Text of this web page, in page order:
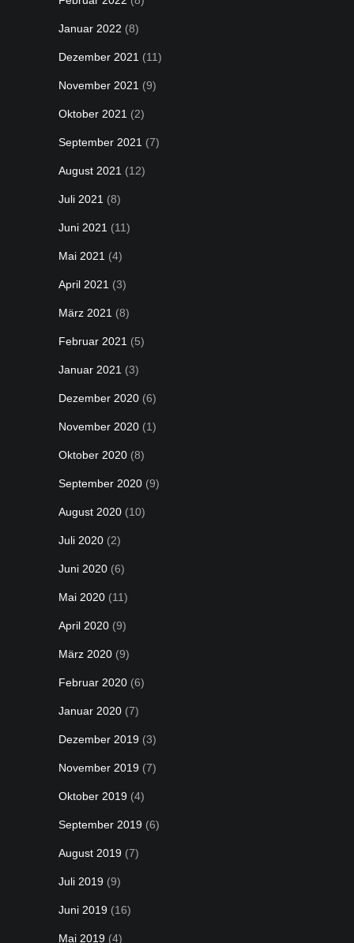
Januar 2022 (8)
Dezember 2021 (11)
November 2021 (9)
Oktober 2021 (2)
September 2021 (7)
August 2021 (12)
Juli 2021 (8)
Juni 2021 (11)
Mai 2021 (4)
April 2021 (3)
März 2021 (8)
Februar 2021 (5)
Januar 2021 (3)
Dezember 2020 (6)
November 2020 (1)
Oktober 2020 (8)
September 2020 (9)
August 2020 (10)
Juli 2020 (2)
Juni 2020 (6)
Mai 2020 (11)
April 2020 (9)
März 2020 (9)
Februar 2020 (6)
Januar 2020 (7)
Dezember 2019 (3)
November 2019 (7)
Oktober 2019 (4)
September 2019 (6)
August 2019 (7)
Juli 2019 (9)
Juni 2019 (16)
Mai 2019 (4)